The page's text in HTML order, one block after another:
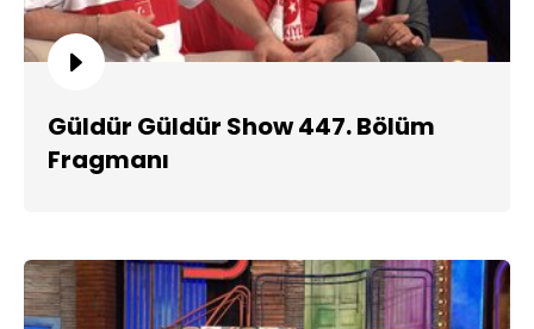
Güldür Güldür Show 447. Bölüm
Fragmanı